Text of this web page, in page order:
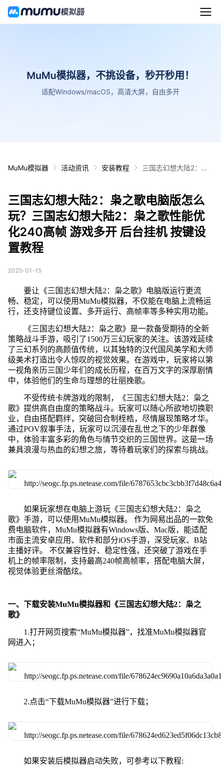
MuMu模拟器，不挑设备，秒开秒用！
适配Windows/macOS，高清大屏，自由多开
MuMu模拟器 活动资讯 安装教程
三国志幻想大陆2：枭
歌性能优化240高帧 游
戏多开 后台挂机 按键
设置教程
三国志幻想大陆2：枭之歌电脑版怎么
玩？三国志幻想大陆2：枭之歌性能优
化240高帧 游戏多开 后台挂机 按键设
置教程
2025-01-15
要让《三国志幻想大陆2：枭之歌》电脑版运行更流
畅、稳定，可以使用MuMu模拟器，不仅能在电脑上流畅运
行，还支持键位设置、多开运行、高帧率等多种实用功能。
《三国志幻想大陆2：枭之歌》是一款备受期待的全新
策略战斗手游，吸引了1500万三幻玩家的关注。该游戏延续
了三幻系列的高颜值传统，以其独特的汉代国风美学和大师
级美术打造出令人惊叹的视觉效果。在游戏中，玩家将以第
一视角亲历三国少年们的成长历程，在百万文字的深厚剧情
中，体验他们的生命与理想的壮丽挽歌。
不受传统卡牌游戏的限制，《三国志幻想大陆2：枭之
歌》提供高自由度的策略战斗。玩家可以随心所欲地切换职
业，自由搭配羁绊，突破回合制桎梏，尽情展现策略才华。
通过POV叙事手法，玩家可以沉浸在乱世之下的少年群像
中，体验丰富多彩的角色与情节交织的三国世界。这是一场
兼具浪漫与热血的幻想之旅，等待着玩家们的探索与挑战。
如果玩家想在电脑上游玩《三国志幻想大陆2：枭之
歌》手游，可以使用MuMu模拟器。 作为网易出品的一款免
费电脑软件，MuMu模拟器有Windows版、Mac版，能适配
市面主流安卓应用、软件和部分iOS手游，深受玩家、B站
主播好评。 不仅兼容性好、稳定性强，还突破了游戏在手
机上的帧率限制，支持最高240帧高帧率，搭配电脑大屏，
视觉体验更丝滑酷炫。
一、下载安装MuMu模拟器和《三国志幻想大陆2：枭之
歌》
1.打开网页搜索“MuMu模拟器”，找准MuMu模拟器官
网进入；
2.点击“下载MuMu模拟器”进行下载；
如果安装后模拟器启动失败，可参考以下教程: